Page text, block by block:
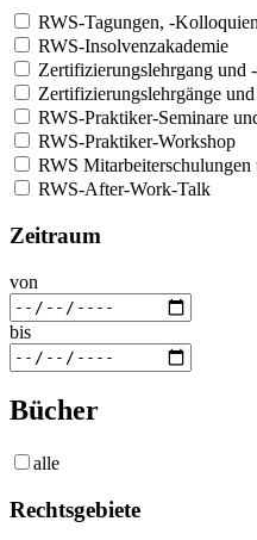
RWS-Tagungen, -
RWS-Insolvenzakademie
Zertifizierungslehrgang und
Zertifizierungslehrgänge
RWS-Praktiker-Seminare
RWS-Praktiker-Workshop
RWS Mitarbeiterschulungen
RWS-After-Work-Talk
Zeitraum
von
bis
Bücher
alle
Rechtsgebiete